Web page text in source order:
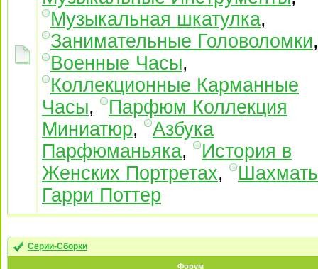
Музыкальная шкатулка,
Занимательные Головоломки,
Военные Часы,
Коллекционные Карманные
Часы,
Парфюм Коллекция
Миниатюр,
Азбука
Парфюманьяка,
История в
Женских Портретах,
Гарри Поттер
Серии-Сборки
Форум